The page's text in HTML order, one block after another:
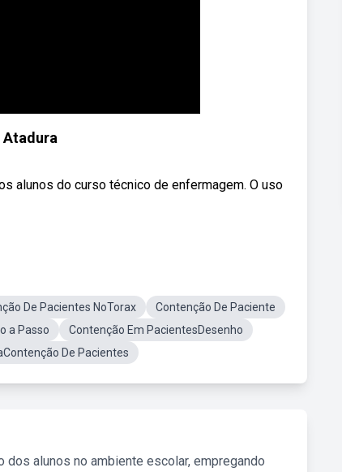
alunos do curso técnico de enfermagem. O uso
De Pacientes NoTorax
Contenção De Paciente
a Passo
Contenção Em PacientesDesenho
De Pacientes
alunos no ambiente escolar, empregando